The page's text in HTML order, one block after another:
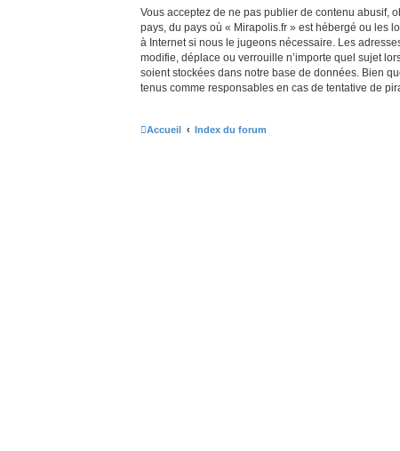
Vous acceptez de ne pas publier de contenu abusif,
pays, du pays où « Mirapolis.fr » est hébergé ou les
à Internet si nous le jugeons nécessaire. Les
modifie, déplace ou verrouille n’importe quel sujet
soient stockées dans notre base de données. Bien
tenus comme responsables en cas de tentative de
Accueil Index du forum